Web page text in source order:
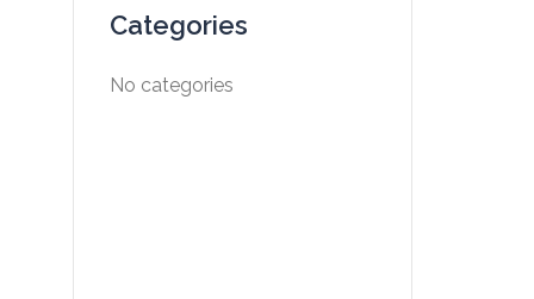
Categories
No categories